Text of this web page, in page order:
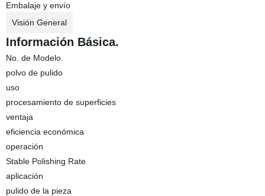
Embalaje y envío
Visión General
Información Básica.
No. de Modelo.
polvo de pulido
uso
procesamiento de superficies
ventaja
eficiencia económica
operación
Stable Polishing Rate
aplicación
pulido de la pieza